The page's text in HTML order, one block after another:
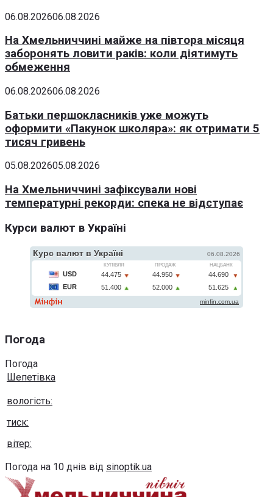
06.08.202606.08.2026
На Хмельниччині майже на півтора місяця
заборонять ловити раків: коли діятимуть
обмеження
06.08.202606.08.2026
Батьки першокласників уже можуть
оформити «Пакунок школяра»: як отримати 5
тисяч гривень
05.08.202605.08.2026
На Хмельниччині зафіксували нові
температурні рекорди: спека не відступає
Курси валют в Україні
Погода
Погода
Шепетівка
вологість:
тиск:
вітер:
Погода на 10 днів від sinoptik.ua